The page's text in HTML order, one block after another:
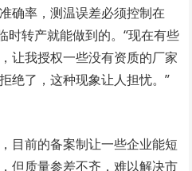
确率，测温误差必须控制在
转产就能做到的。“现在有些
让我授权一些没有资质的厂家
绝了，这种现象让人担忧。”
前的备案制让一些企业能短
但质量参差不齐，难以解决市